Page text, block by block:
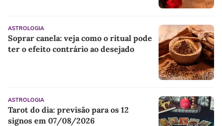
ASTROLOGIA
Soprar canela: veja como o ritual pode
ter o efeito contrário ao desejado
ASTROLOGIA
Tarot do dia: previsão para os 12
signos em 07/08/2026